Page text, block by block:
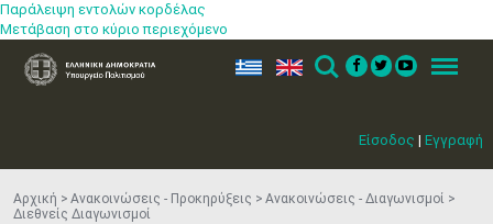
Παράλειψη εντολών κορδέλας
Μετάβαση στο κύριο περιεχόμενο
Είσοδος | Εγγραφή
ελ en Search Menu
Αρχική Ανακοινώσεις - Προκηρύξεις
Ανακοινώσεις - Διαγωνισμοί
Διεθνείς Διαγωνισμοί